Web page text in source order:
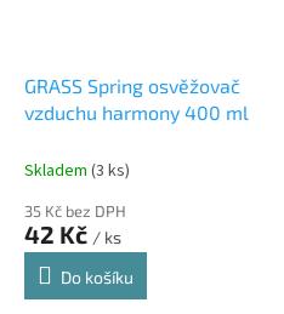
GRASS Spring osvěžovač
vzduchu harmony 400 ml
Skladem (3 ks)
35 Kč bez DPH
42 Kč / ks
Do košíku